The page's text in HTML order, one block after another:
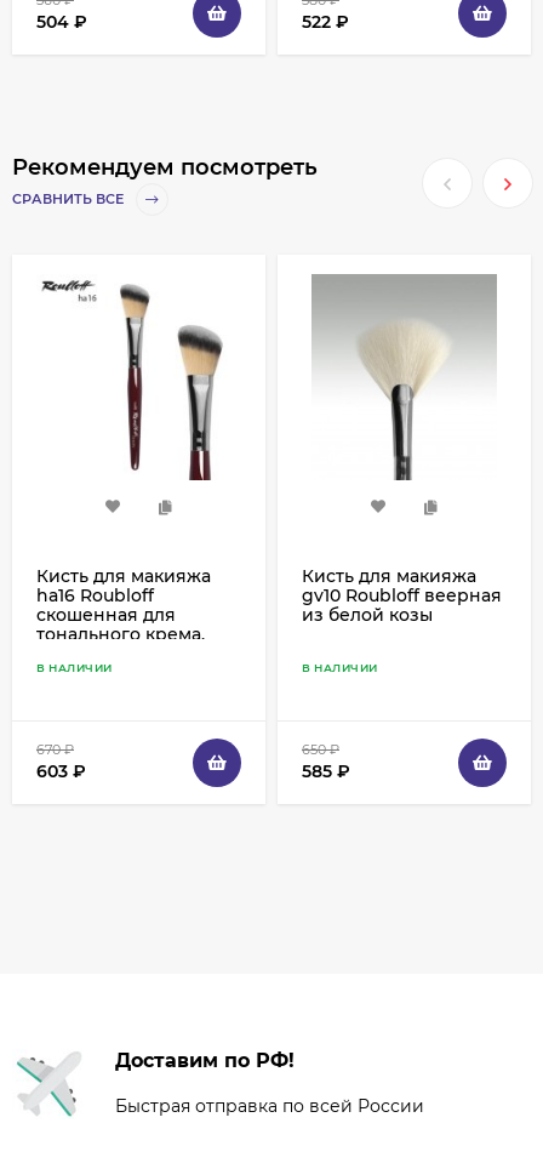
504 ₽ 522 ₽
Рекомендуем посмотреть
СРАВНИТЬ ВСЕ
Кисть для макияжа
ha16 Roubloff
скошенная для
тонального крема,
В НАЛИЧИИ
670₽
603 ₽
Кисть для макияжа
gv10 Roubloff веерная
из белой козы
В НАЛИЧИИ
650₽
585 ₽
Доставим по РФ!
Быстрая отправка по всей России